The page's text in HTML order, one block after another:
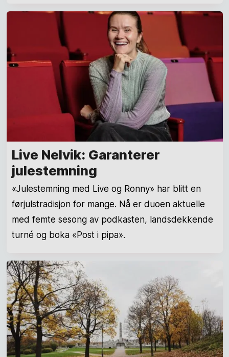
Live Nelvik: Garanterer
julestemning
«Julestemning med Live og Ronny» har blitt en
førjulstradisjon for mange. Nå er duoen aktuelle
med femte sesong av podkasten, landsdekkende
turné og boka «Post i pipa».